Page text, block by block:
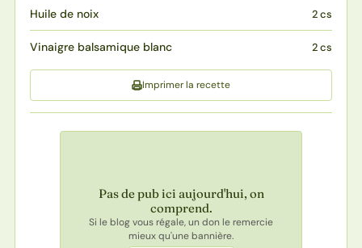
Huile de noix 2 cs
Vinaigre balsamique blanc 2 cs
Imprimer la recette
Pas de pub ici aujourd'hui, on
comprend.
Si le blog vous régale, un don le remercie
mieux qu'une bannière.